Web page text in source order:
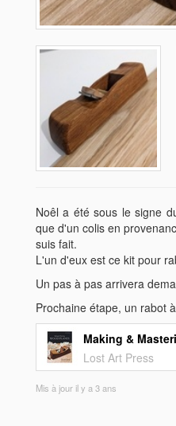
Noêl a été sous le signe
que d'un colis en
suis fait.
L'un d'eux est ce kit pour
Un pas à pas arrivera
Prochaine étape, un rabot
Making &
Lost Art Press
Mis à jouril y a 3 ans